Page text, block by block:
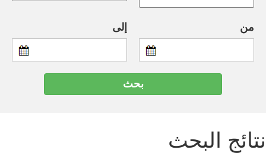
من إلى
نتائج البحث